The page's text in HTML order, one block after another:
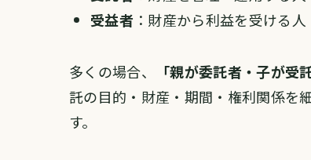
受益者 ：財産から利益を受ける人
多くの場合、 「親が委託者・子が受
託の目的・財産・期間・権利関係を
す。